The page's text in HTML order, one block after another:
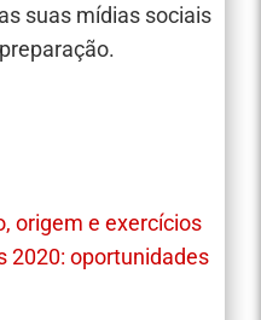
suas mídias sociais
origem e exercícios
2020: oportunidades